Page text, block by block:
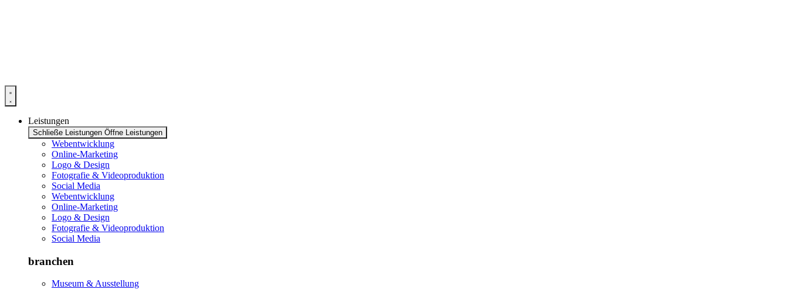
Leistungen
Schließe Leistungen Öffne Leistungen
Webentwicklung
Online-Marketing
Logo & Design
Fotografie & Videoproduktion
Social Media
Webentwicklung
Online-Marketing
Logo & Design
Fotografie & Videoproduktion
Social Media
branchen
Museum & Ausstellung